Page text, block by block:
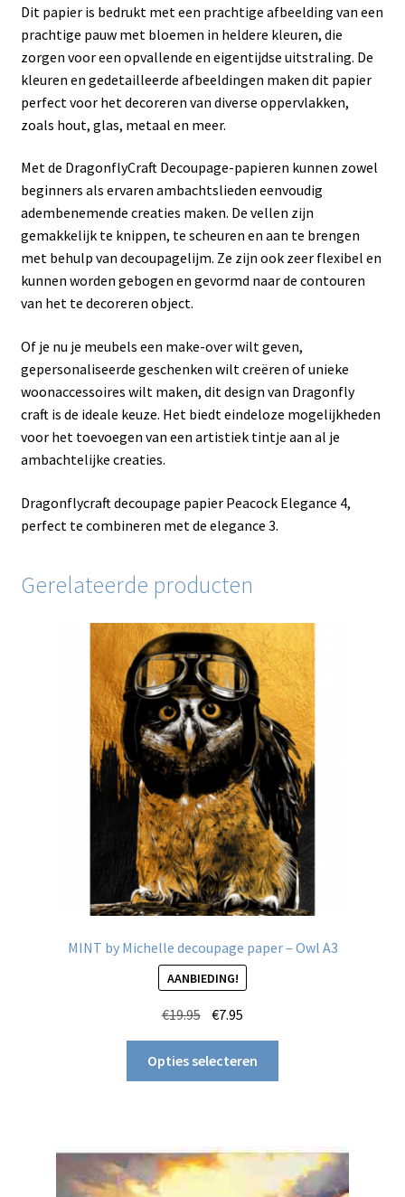
Dit papier is bedrukt met een prachtige afbeelding van een
prachtige pauw met bloemen in heldere kleuren, die
zorgen voor een opvallende en eigentijdse uitstraling. De
kleuren en gedetailleerde afbeeldingen maken dit papier
perfect voor het decoreren van diverse oppervlakken,
zoals hout, glas, metaal en meer.
Met de DragonflyCraft Decoupage-papieren kunnen zowel
beginners als ervaren ambachtslieden eenvoudig
adembenemende creaties maken. De vellen zijn
gemakkelijk te knippen, te scheuren en aan te brengen
met behulp van decoupagelijm. Ze zijn ook zeer flexibel en
kunnen worden gebogen en gevormd naar de contouren
van het te decoreren object.
Of je nu je meubels een make-over wilt geven,
gepersonaliseerde geschenken wilt creëren of unieke
woonaccessoires wilt maken, dit design van Dragonfly
craft is de ideale keuze. Het biedt eindeloze mogelijkheden
voor het toevoegen van een artistiek tintje aan al je
ambachtelijke creaties.
Dragonflycraft decoupage papier Peacock Elegance 4,
perfect te combineren met de elegance 3.
Gerelateerde producten
MINT by Michelle decoupage paper – Owl A3
AANBIEDING!
€19.95 Oorspronkelijke
prijs
was:
€19.95.
€7.95
prijs
is:
€7.95.
Opties selecteren
Deze
optie